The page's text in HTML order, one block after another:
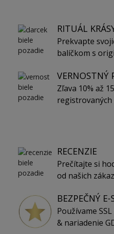
RITUÁL
Prekvapte
balíčkom s
VERNOSTNÝ
Zľava 10% až
registrovaných
RECENZIE
Prečítajte si
od našich
BEZPEČNÝ E-
Používame
& nariadenie